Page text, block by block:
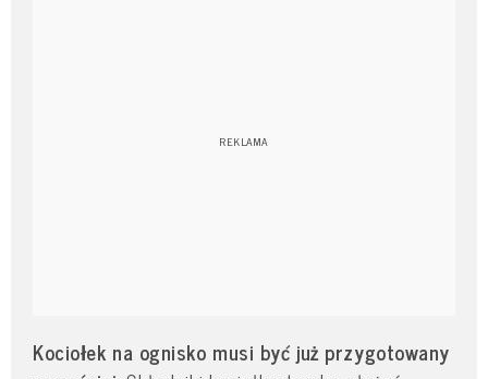
Kociołek na ognisko musi być już przygotowany